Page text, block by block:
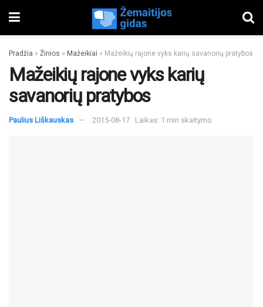
Pradžia » Žinios » Mažeikiai » Mažeikių rajone vyks karių savanorių pratybos
Mažeikių rajone vyks karių
savanorių pratybos
Paulius Liškauskas 2015-08-17 Laikas: 1 min skaitymo